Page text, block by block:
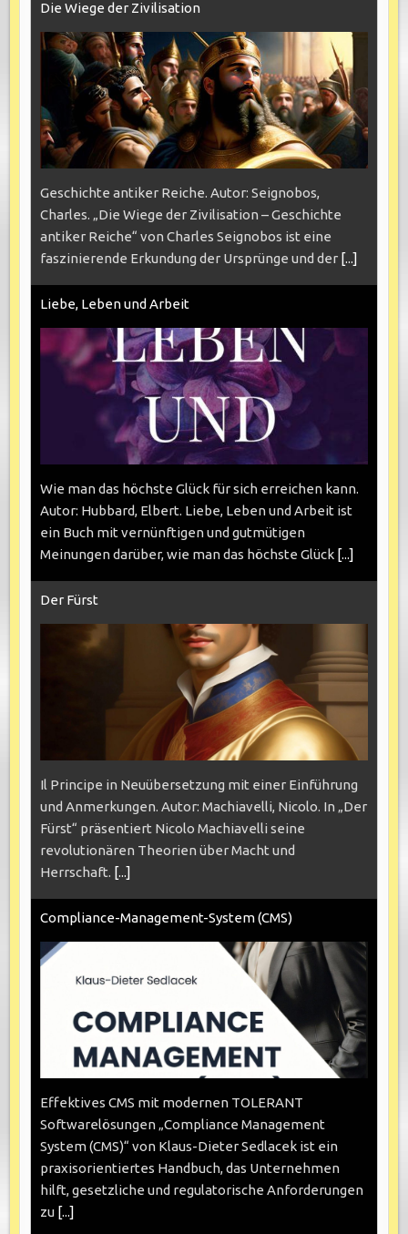
Die Wiege der Zivilisation
Geschichte antiker Reiche. Autor: Seignobos,
Charles. „Die Wiege der Zivilisation – Geschichte
antiker Reiche“ von Charles Seignobos ist eine
faszinierende Erkundung der Ursprünge und der [...]
Liebe, Leben und Arbeit
Wie man das höchste Glück für sich erreichen kann.
Autor: Hubbard, Elbert. Liebe, Leben und Arbeit ist
ein Buch mit vernünftigen und gutmütigen
Meinungen darüber, wie man das höchste Glück [...]
Der Fürst
Il Principe in Neuübersetzung mit einer Einführung
und Anmerkungen. Autor: Machiavelli, Nicolo. In „Der
Fürst“ präsentiert Nicolo Machiavelli seine
revolutionären Theorien über Macht und
Herrschaft. [...]
Compliance-Management-System (CMS)
Effektives CMS mit modernen TOLERANT
Softwarelösungen „Compliance Management
System (CMS)“ von Klaus-Dieter Sedlacek ist ein
praxisorientiertes Handbuch, das Unternehmen
hilft, gesetzliche und regulatorische Anforderungen
zu [...]